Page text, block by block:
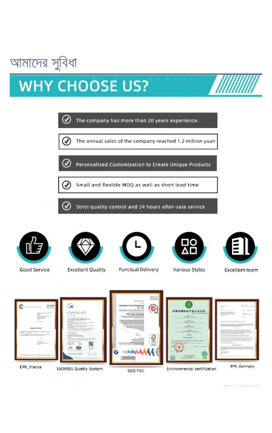
আমাদের সুবিধা